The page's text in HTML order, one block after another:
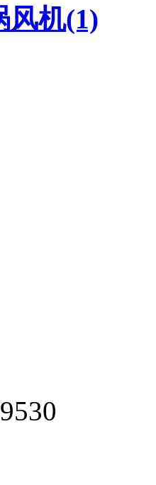
风机(1)